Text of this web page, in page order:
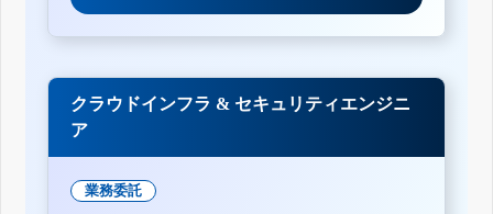
クラウドインフラ & セキュリティエンジニ
ア
業務委託